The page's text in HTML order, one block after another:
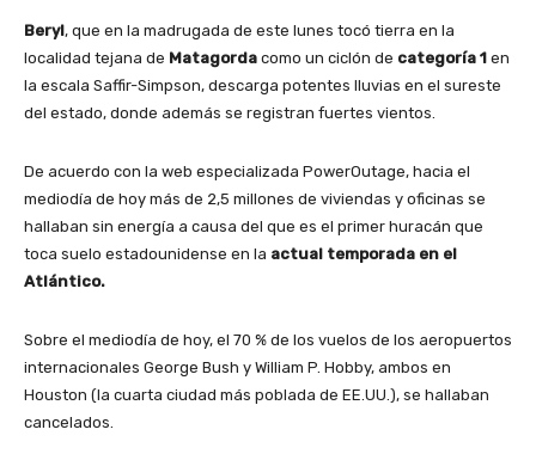
Beryl, que en la madrugada de este lunes tocó tierra en la
localidad tejana de Matagorda como un ciclón de categoría 1 en
la escala Saffir-Simpson, descarga potentes lluvias en el sureste
del estado, donde además se registran fuertes vientos.
De acuerdo con la web especializada PowerOutage, hacia el
mediodía de hoy más de 2,5 millones de viviendas y oficinas se
hallaban sin energía a causa del que es el primer huracán que
toca suelo estadounidense en la actual temporada en el
Atlántico.
Sobre el mediodía de hoy, el 70 % de los vuelos de los aeropuertos
internacionales George Bush y William P. Hobby, ambos en
Houston (la cuarta ciudad más poblada de EE.UU.), se hallaban
cancelados.